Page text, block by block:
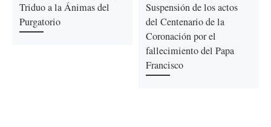
Triduo a la Ánimas del
Purgatorio
Suspensión de los actos
del Centenario de la
Coronación por el
fallecimiento del Papa
Francisco